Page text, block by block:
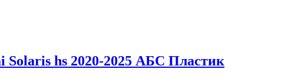
hs 2020-2025 АБС Пластик